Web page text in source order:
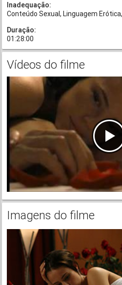
Inadequação:
Conteúdo Sexual Linguagem Erótica
Duração:
01:28:00
Vídeos do filme
Imagens do filme